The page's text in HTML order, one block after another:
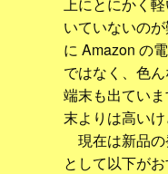
いていないの
に Amazon の
ではなく、色
端末も出てい
末よりは高いけ
現在は新品の
として以下がお